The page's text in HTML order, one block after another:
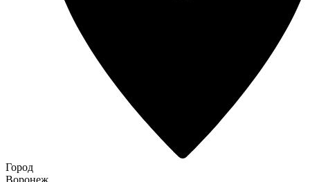
Город
Воронеж